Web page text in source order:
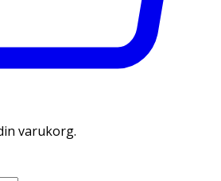
varukorg.